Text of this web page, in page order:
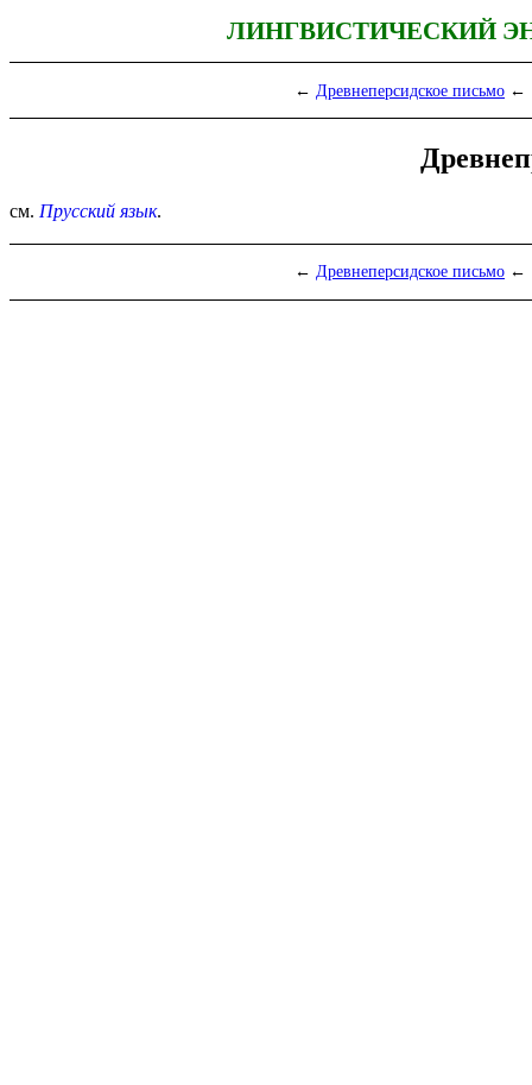
ЛИНГВИСТИЧЕСКИЙ
← Древнеперсидское письмо ←
см. Прусский язык.
← Древнеперсидское письмо ←